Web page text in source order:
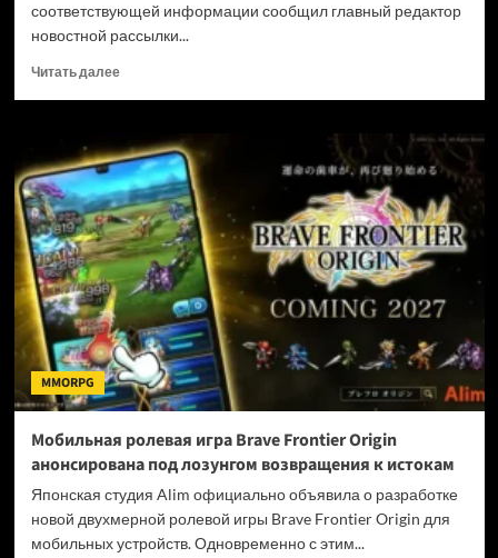
соответствующей информации сообщил главный редактор
новостной рассылки...
Читать далееПрочитать
Rare
может
стать
жертвой
реструктуризации
Xbox
разработчики
Sea
of
Thieves
под
ударом
MMORPG
Мобильная ролевая игра Brave Frontier Origin
анонсирована под лозунгом возвращения к истокам
Японская студия Alim официально объявила о разработке
новой двухмерной ролевой игры Brave Frontier Origin для
мобильных устройств. Одновременно с этим...